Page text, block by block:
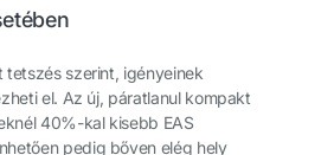
szerint, igényeinek
el. Az új, páratlanul kompakt
40%-kal kisebb EAS
pedig bőven elég hely